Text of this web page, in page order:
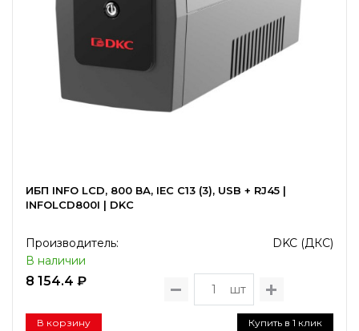
ИБП INFO LCD, 800 ВА, IEC C13 (3), USB + RJ45 |
INFOLCD800I | DKC
Производитель:
DKC (ДКС)
В наличии
8 154.4 ₽
шт
В корзину Купить в 1 клик